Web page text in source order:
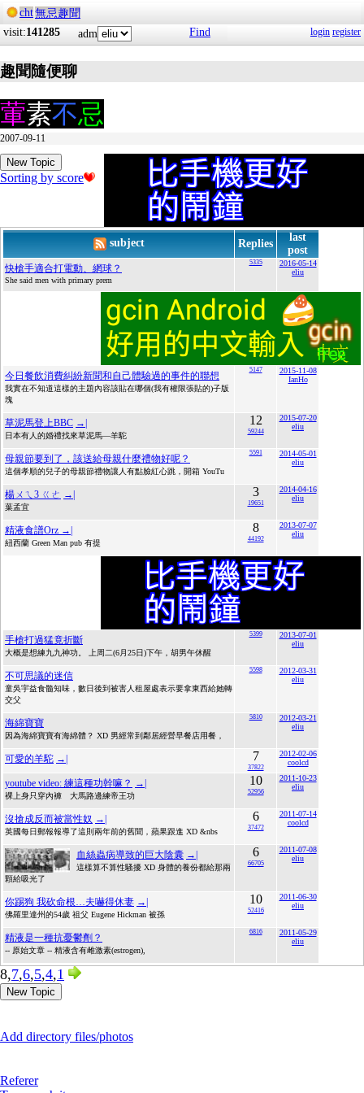
cht無忌趣聞
visit:141285 adm Find login register
趣聞隨便聊
葷素不忌
2007-09-11
New Topic
Sorting by score
subject Replies
last
post
快槍手適合打電動、網球？
She said men with primary prem
5335
2016-05-14
eliu
今日餐飲消費糾紛新聞和自己體驗過的事件的聯想
我實在不知道這樣的主題內容該貼在哪個(我有權限張貼的)子版
塊
5147
2015-11-08
IanHo
草泥馬登上BBC →|
日本有人的婚禮找來草泥馬—羊駝
12
59244
2015-07-20
eliu
母親節要到了，該送給母親什麼禮物好呢？
這個孝順的兒子的母親節禮物讓人有點臉紅心跳，開箱 YouTu
5591
2014-05-01
eliu
楊ㄨㄟ3 ㄍㄜ →|
葉孟宜
3
19651
2014-04-16
eliu
精液食譜Orz →|
紐西蘭 Green Man pub 有提
8
44192
2013-07-07
eliu
手槍打過猛竟折斷
大概是想練九九神功。 上周二(6月25日)下午，胡男午休醒
5399
2013-07-01
eliu
不可思議的迷信
童吳宇益食髓知味，數日後到被害人租屋處表示要拿東西給她轉
交父
5598
2012-03-31
eliu
海綿寶寶
因為海綿寶寶有海綿體？ XD 男經常到鄰居經營早餐店用餐，
5810
2012-03-21
eliu
可愛的羊駝 →| 7
37822
2012-02-06
coolcd
youtube video: 練這種功幹嘛？ →|
裸上身只穿內褲 大馬路邊練帝王功
10
52956
2011-10-23
eliu
沒搶成反而被當性奴 →|
英國每日郵報報導了這則兩年前的舊聞，蘋果跟進 XD &nbs
6
37472
2011-07-14
coolcd
血絲蟲病導致的巨大陰囊 →|
這樣算不算性騷擾 XD 身體的養份都給那兩
顆給吸光了
6
66705
2011-07-08
eliu
你踢狗 我砍命根…夫嚇得休妻 →|
佛羅里達州的54歲 祖父 Eugene Hickman 被孫
10
52416
2011-06-30
eliu
精液是一種抗憂鬱劑？
-- 原始文章 -- 精液含有雌激素(estrogen),
6816
2011-05-29
eliu
8,7,6,5,4,1
New Topic
Add directory files/photos
Referer